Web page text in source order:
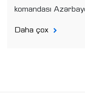
komandası
Daha çox